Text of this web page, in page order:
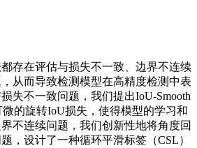
存在评估与损失不一致、边界不连续
从而导致检测模型在高精度检测中表
失不一致问题，我们提出IoU-Smooth
的旋转IoU损失，使得模型的学习和
不连续问题，我们创新性地将角度回
，设计了一种循环平滑标签（CSL）